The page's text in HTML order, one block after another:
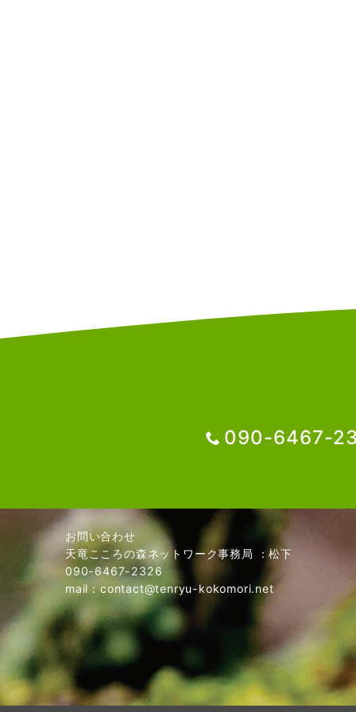
090-6467-
お問い合わせ
天竜こころの森ネットワーク事務局 ：松下
090-6467-2326
mail：contact@tenryu-kokomori.net